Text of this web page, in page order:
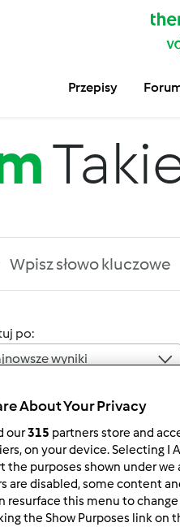
Przepisy
po:
wyniki
07/2015 - 17:15
już odpocząć .Dobranoc
About Your Privacy
our315 partners store and
on your device. Selecting I
the purposes shown under
are disabled, some content
resurface this menu to
the Show Purposes link on